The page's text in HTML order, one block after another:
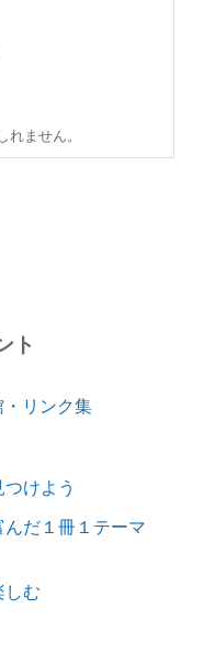
ません。
ト
リンク集
けよう
だ１冊１テーマ
しむ